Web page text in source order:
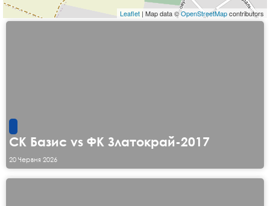
Leaflet | Map data ©OpenStreetMapcontributors
СК Базис vs ФК Златокрай-2017
20 Червня 2026